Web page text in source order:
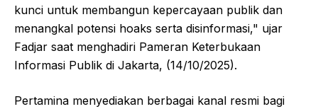
kunci untuk membangun kepercayaan publik dan
menangkal potensi hoaks serta disinformasi," ujar
Fadjar saat menghadiri Pameran Keterbukaan
Informasi Publik di Jakarta, (14/10/2025).
Pertamina menyediakan berbagai kanal resmi bagi